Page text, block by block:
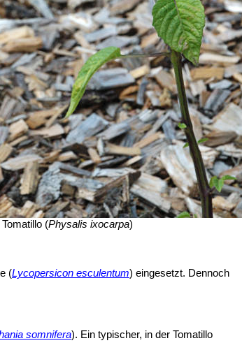
Tomatillo (Physalis ixocarpa)
(Lycopersicon esculentum) eingesetzt. Dennoch
somnifera). Ein typischer, in der Tomatillo